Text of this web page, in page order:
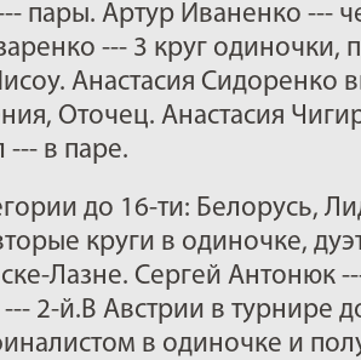
пары. Артур Иваненко ---
--- 3 круг одиночки,
Анастасия Сидоренко
Оточец. Анастасия
--- в паре.
до 16-ти: Белорусь,
круги в одиночке,
Лазне. Сергей Антонюк
2-й.В Австрии в турнире
в одиночке и